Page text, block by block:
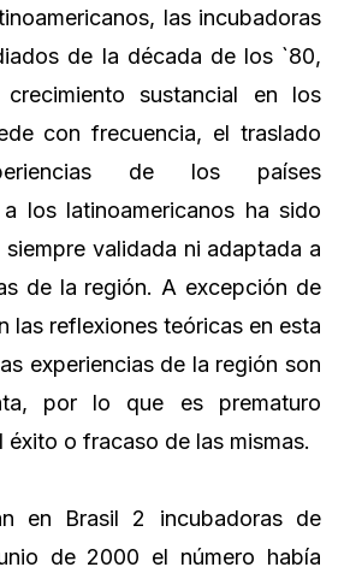
las incubadoras
de la década de los `80,
sustancial en los
con frecuencia, el traslado
de los países
los latinoamericanos ha sido
validada ni adaptada a
de la región. A excepción de
las reflexiones teóricas en esta
experiencias de la región son
por lo que es prematuro
éxito o fracaso de las mismas.
en Brasil 2 incubadoras de
de 2000 el número había